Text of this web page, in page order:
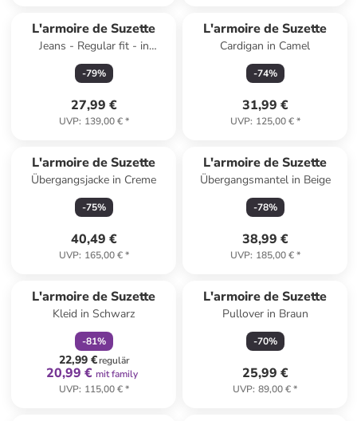
L'armoire de Suzette
Jeans - Regular fit - in
Schwarz
-79%
27,99 €
UVP: 139,00 €*
L'armoire de Suzette
Cardigan in Camel
-74%
31,99 €
UVP: 125,00 €*
L'armoire de Suzette
Übergangsjacke in Creme
-75%
40,49 €
UVP: 165,00 €*
L'armoire de Suzette
Übergangsmantel in Beige
-78%
38,99 €
UVP: 185,00 €*
L'armoire de Suzette
Kleid in Schwarz
-81%
22,99 €regulär
20,99 € mit family
UVP: 115,00 €*
L'armoire de Suzette
Pullover in Braun
-70%
25,99 €
UVP: 89,00 €*